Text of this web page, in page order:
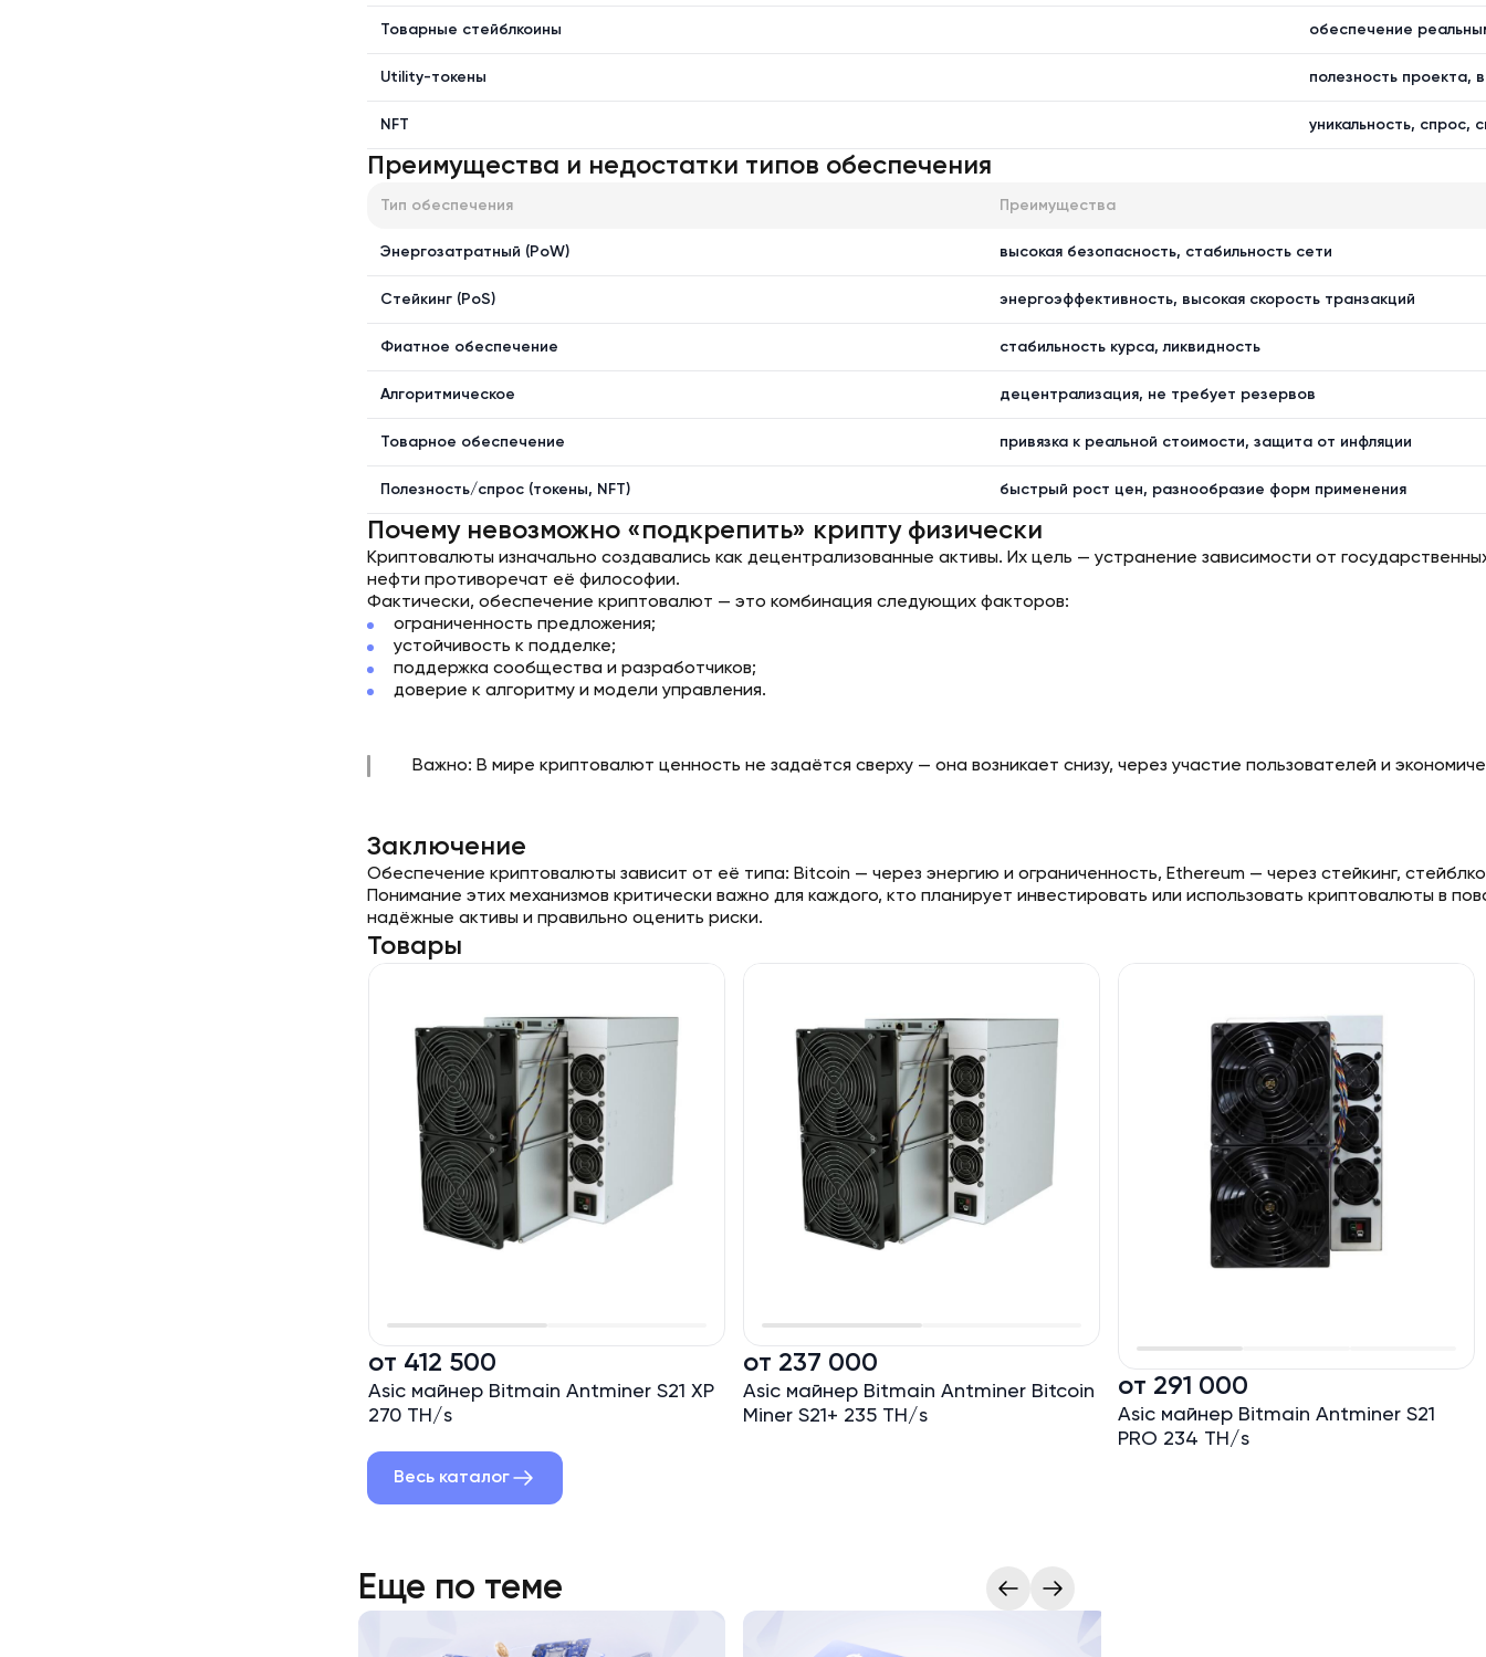
Товарные стейблкоины обеспечение
Utility-токены полезность проекта,
NFT уникальность, спрос,
Преимущества и недостатки типов обеспечения
Тип обеспечения Преимущества
Энергозатратный (PoW) высокая безопасность, стабильность сети
Стейкинг (PoS) энергоэффективность, высокая скорость транзакций
Фиатное обеспечение стабильность курса, ликвидность
Алгоритмическое децентрализация, не требует резервов
Товарное обеспечение привязка к реальной стоимости, защита от инфляции
Полезность/спрос (токены, NFT) быстрый рост цен, разнообразие форм применения
Почему невозможно «подкрепить» крипту физически
Криптовалюты изначально создавались как децентрализованные активы. Их цель — устранение зависимости от
нефти противоречат её философии.
Фактически, обеспечение криптовалют — это комбинация следующих факторов:
ограниченность предложения;
устойчивость к подделке;
поддержка сообщества и разработчиков;
доверие к алгоритму и модели управления.
Важно: В мире криптовалют ценность не задаётся сверху — она возникает снизу, через участие пользователей и
Заключение
Обеспечение криптовалюты зависит от её типа: Bitcoin — через энергию и ограниченность, Ethereum — через стейкинг,
Понимание этих механизмов критически важно для каждого, кто планирует инвестировать или использовать криптовалюты в
надёжные активы и правильно оценить риски.
Товары
от 412 500
Asic майнер Bitmain Antminer S21 XP
270 TH/s
от 237 000
Asic майнер Bitmain Antminer Bitcoin
Miner S21+ 235 TH/s
от 291 000
Asic майнер Bitmain Antminer S21
PRO 234 TH/s
Весь каталог
Еще по теме